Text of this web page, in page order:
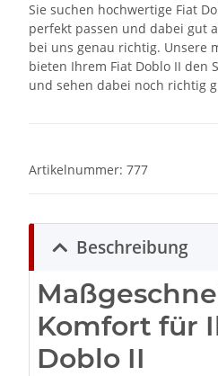
Sie suchen hochwertige Fiat
perfekt passen und dabei gut
bei uns genau richtig. Unsere
bieten Ihrem Fiat Doblo II den
und sehen dabei noch richtig
Artikelnummer: 777
Beschreibung
Komfort für
Doblo II